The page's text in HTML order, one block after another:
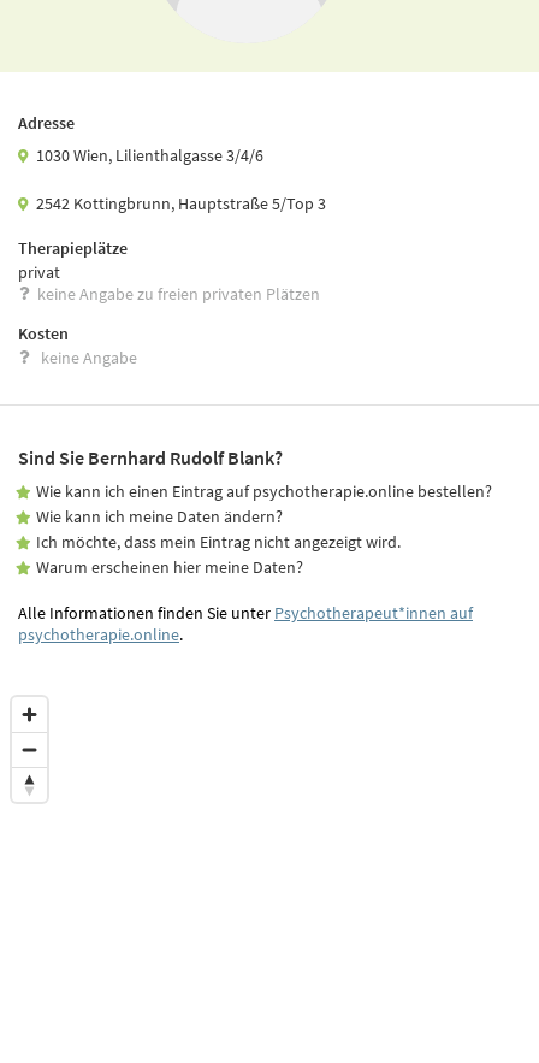
Adresse
1030 Wien, Lilienthalgasse 3/4/6
2542 Kottingbrunn, Hauptstraße 5/Top 3
Therapieplätze
privat
keine Angabe zu freien privaten Plätzen
Kosten
keine Angabe
Sind Sie Bernhard Rudolf Blank?
Wie kann ich einen Eintrag auf psychotherapie.online bestellen?
Wie kann ich meine Daten ändern?
Ich möchte, dass mein Eintrag nicht angezeigt wird.
Warum erscheinen hier meine Daten?
Alle Informationen finden Sie unter Psychotherapeut*innen auf
psychotherapie.online.